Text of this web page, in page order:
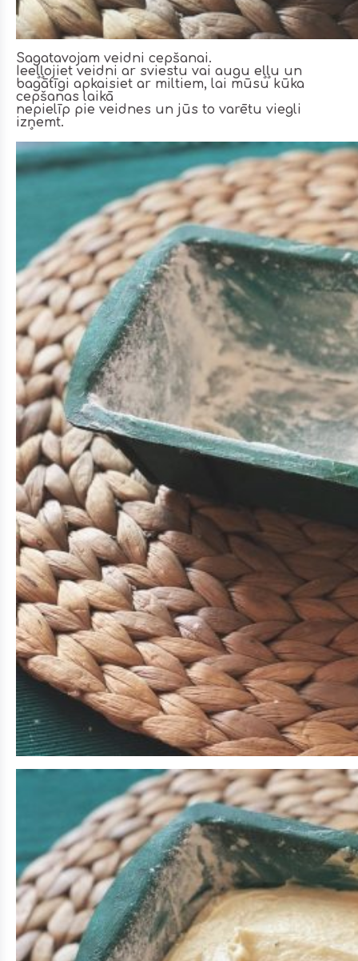
Sagatavojam veidni cepšanai.
Ieeļļojiet veidni ar sviestu vai augu eļļu un
bagātīgi apkaisiet ar miltiem, lai mūsu kūka
cepšanas laikā
nepielīp pie veidnes un jūs to varētu viegli
izņemt.